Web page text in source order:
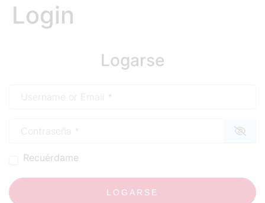
Login
Logarse
Recuérdame
LOGARSE